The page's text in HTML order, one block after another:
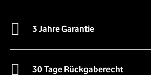
3 Jahre Garantie
30 Tage Rückgaberecht